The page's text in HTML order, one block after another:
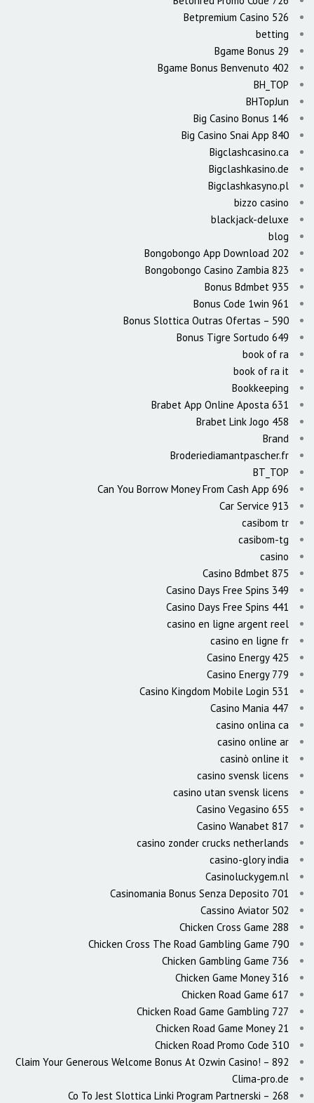
Betpremium Casino 526
betting
Bgame Bonus 29
Bgame Bonus Benvenuto 402
BH_TOP
BHTopJun
Big Casino Bonus 146
Big Casino Snai App 840
Bigclashcasino.ca
Bigclashkasino.de
Bigclashkasyno.pl
bizzo casino
blackjack-deluxe
blog
Bongobongo App Download 202
Bongobongo Casino Zambia 823
Bonus Bdmbet 935
Bonus Code 1win 961
Bonus Slottica Outras Ofertas – 590
Bonus Tigre Sortudo 649
book of ra
book of ra it
Bookkeeping
Brabet App Online Aposta 631
Brabet Link Jogo 458
Brand
Broderiediamantpascher.fr
BT_TOP
Can You Borrow Money From Cash App 696
Car Service 913
casibom tr
casibom-tg
casino
Casino Bdmbet 875
Casino Days Free Spins 349
Casino Days Free Spins 441
casino en ligne argent reel
casino en ligne fr
Casino Energy 425
Casino Energy 779
Casino Kingdom Mobile Login 531
Casino Mania 447
casino onlina ca
casino online ar
casinò online it
casino svensk licens
casino utan svensk licens
Casino Vegasino 655
Casino Wanabet 817
casino zonder crucks netherlands
casino-glory india
Casinoluckygem.nl
Casinomania Bonus Senza Deposito 701
Cassino Aviator 502
Chicken Cross Game 288
Chicken Cross The Road Gambling Game 790
Chicken Gambling Game 736
Chicken Game Money 316
Chicken Road Game 617
Chicken Road Game Gambling 727
Chicken Road Game Money 21
Chicken Road Promo Code 310
Claim Your Generous Welcome Bonus At Ozwin Casino! – 892
Clima-pro.de
Co To Jest Slottica Linki Program Partnerski – 268